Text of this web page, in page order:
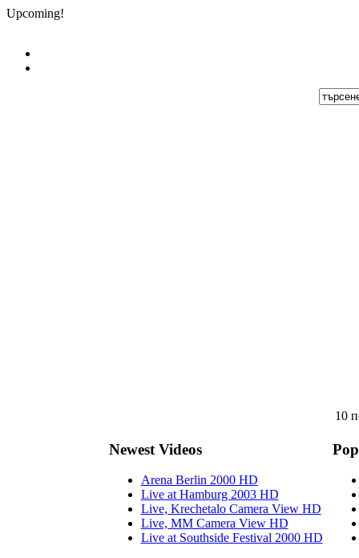
Upcoming!
10
Newest Videos
Arena Berlin 2000 HD
Live at Hamburg 2003 HD
Live, Krechetalo Camera View HD
Live, MM Camera View HD
Live at Southside Festival 2000 HD